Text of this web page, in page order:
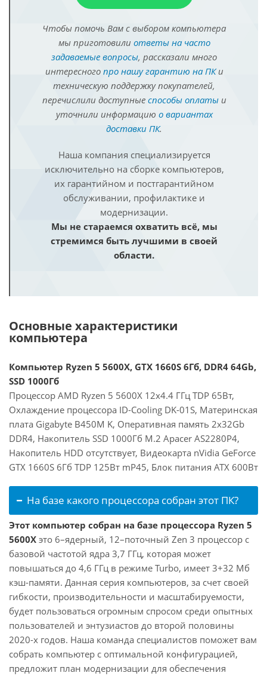
Чтобы помочь Вам с выбором компьютера
мы приготовили ответы на часто
задаваемые вопросы, рассказали много
интересного про нашу гарантию на ПКи
техническую поддержку покупателей,
перечислили доступные способы оплатыи
уточнили информацию о вариантах
доставки ПК.
Наша компания специализируется
исключительно на сборке компьютеров,
их гарантийном и постгарантийном
обслуживании, профилактике и
модернизации.
Мы не стараемся охватить всё, мы
стремимся быть лучшими в своей
области.
Основные характеристики
компьютера
Компьютер Ryzen 5 5600X, GTX 1660S 6Гб, DDR4 64Gb,
SSD 1000Гб
Процессор AMD Ryzen 5 5600X 12x4.4 ГГц TDP 65Вт,
Охлаждение процессора ID-Cooling DK-01S, Материнская
плата Gigabyte B450M K, Оперативная память 2x32Gb
DDR4, Накопитель SSD 1000Гб M.2 Apacer AS2280P4,
Накопитель HDD отсутствует, Видеокарта nVidia GeForce
GTX 1660S 6Гб TDP 125Вт mP45, Блок питания ATX 600Вт
На базе какого процессора собран этот ПК?
Этот компьютер собран на базе процессора Ryzen 5
5600X это 6–ядерный, 12–поточный Zen 3 процессор с
базовой частотой ядра 3,7 ГГц, которая может
повышаться до 4,6 ГГц в режиме Turbo, имеет 3+32 Мб
кэш-памяти. Данная серия компьютеров, за счет своей
гибкости, производительности и масштабируемости,
будет пользоваться огромным спросом среди опытных
пользователей и энтузиастов до второй половины
2020-х годов. Наша команда специалистов поможет вам
собрать компьютер с оптимальной конфигурацией,
предложит план модернизации для обеспечения